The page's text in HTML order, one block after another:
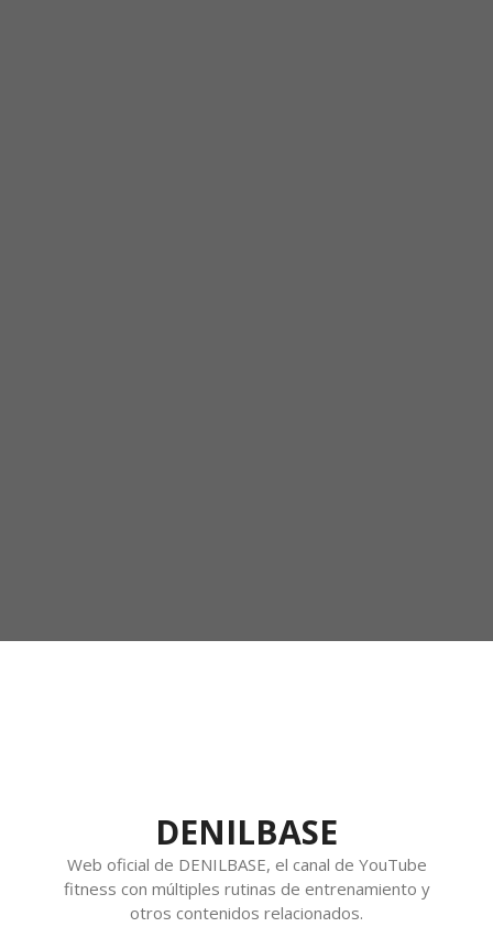
DENILBASE
Web oficial de DENILBASE, el canal de YouTube
fitness con múltiples rutinas de entrenamiento y
otros contenidos relacionados.